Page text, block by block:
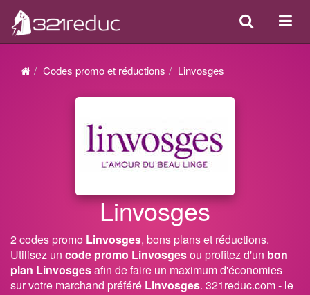
ou
Search
Codes promo et réductions Linvosges
Linvosges
2 codes promo Linvosges, bons plans et réductions.
Utilisez un code promo Linvosgesou profitez d'un bon
plan Linvosgesafin de faire un maximum d'économies
sur votre marchand préféré Linvosges. 321reduc.com - le